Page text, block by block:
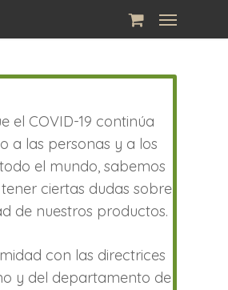
Menu
el COVID-19 continúa
a las personas y a los
el mundo, sabemos
ciertas dudas sobre
de nuestros productos.
con las directrices
y del departamento de